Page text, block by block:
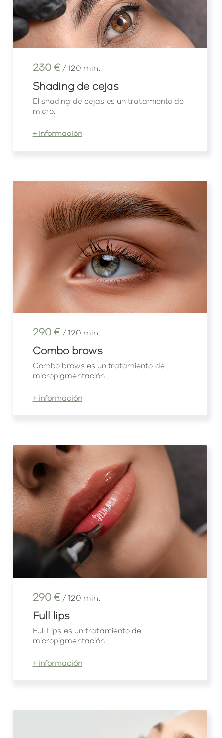
230 € / 120 min.
Shading de cejas
El shading de cejas es un tratamiento de
micro...
+ información
290 € / 120 min.
Combo brows
Combo brows es un tratamiento de
micropigmentación...
+ información
290 € / 120 min.
Full lips
Full Lips es un tratamiento de
micropigmentación...
+ información